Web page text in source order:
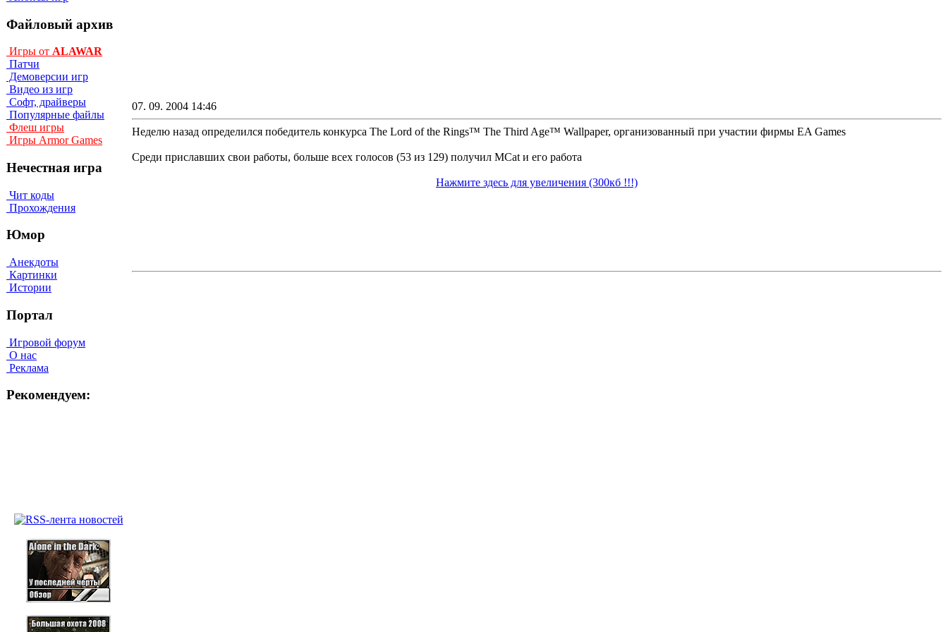
Файловый архив
Игры от ALAWAR
Патчи
Демоверсии игр
Видео из игр
Софт, драйверы
Популярные файлы
Флеш игры
Игры Armor Games
Нечестная игра
Чит коды
Прохождения
Юмор
Анекдоты
Картинки
Истории
Портал
Игровой форум
О нас
Реклама
Рекомендуем:
07. 09. 2004 14:46
Неделю назад определился победитель конкурса The Lord of the Rings™ The Third Age™ Wallpaper, организованный при участии фирмы EA Games
Среди приславших свои работы, больше всех голосов (53 из 129) получил MCat и его работа
Нажмите здесь для увеличения (300кб !!!)